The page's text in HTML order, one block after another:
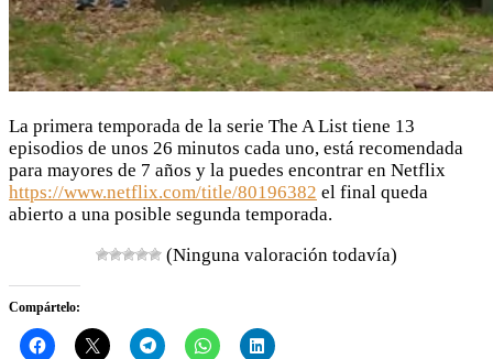
La primera temporada de la serie The A List tiene 13
episodios de unos 26 minutos cada uno, está recomendada
para mayores de 7 años y la puedes encontrar en Netflix
https://www.netflix.com/title/80196382 el final queda
abierto a una posible segunda temporada.
(Ninguna valoración todavía)
Compártelo: